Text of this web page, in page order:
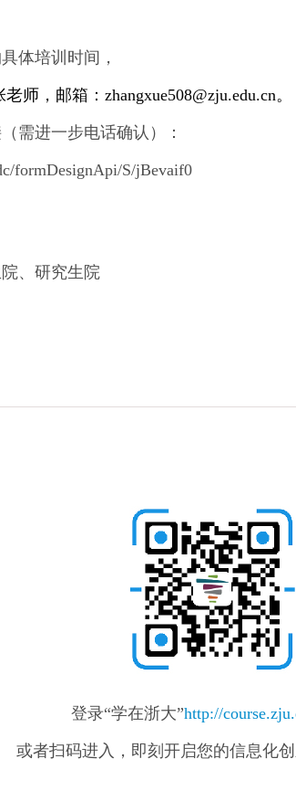
体培训时间，
师，邮箱：zhangxue508@zju.edu.cn。
需进一步电话确认）：
formDesignApi/S/jBevaif0
、研究生院
登录“学在浙大”http://
或者扫码进入，即刻开启您的信息化创